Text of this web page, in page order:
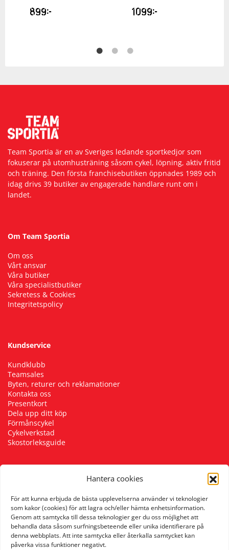
Hantera cookies
För att kunna erbjuda de bästa upplevelserna använder vi teknologier
som kakor (cookies) för att lagra och/eller hämta enhetsinformation.
Genom att samtycka till dessa teknologier ger du oss möjlighet att
behandla data såsom surfningsbeteende eller unika identifierare på
denna webbplats. Att inte samtycka eller återkalla samtycket kan
påverka vissa funktioner negativt.
899kr 1099kr
Team Sportia är en av Sveriges ledande sportkedjor som
fokuserar på utomhusträning såsom cykel, löpning, aktiv fritid
och träning. Den första franchisebutiken öppnades 1989 och
idag drivs 39 butiker av engagerade handlare runt om i
landet.
Om Team Sportia
Om oss
Vårt ansvar
Våra butiker
Våra specialistbutiker
Sekretess & Cookies
Integritetspolicy
Kundservice
Kundklubb
Teamsales
Byten, returer och reklamationer
Kontakta oss
Presentkort
Dela upp ditt köp
Förmånscykel
Cykelverkstad
Skostorleksguide